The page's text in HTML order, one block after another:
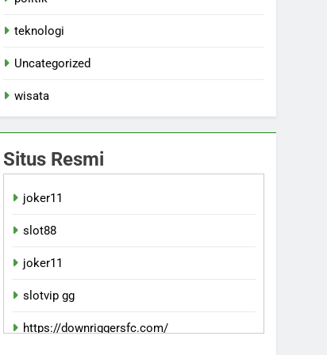
teknologi
Uncategorized
wisata
Situs Resmi
joker11
slot88
joker11
slotvip gg
https://downriggersfc.com/